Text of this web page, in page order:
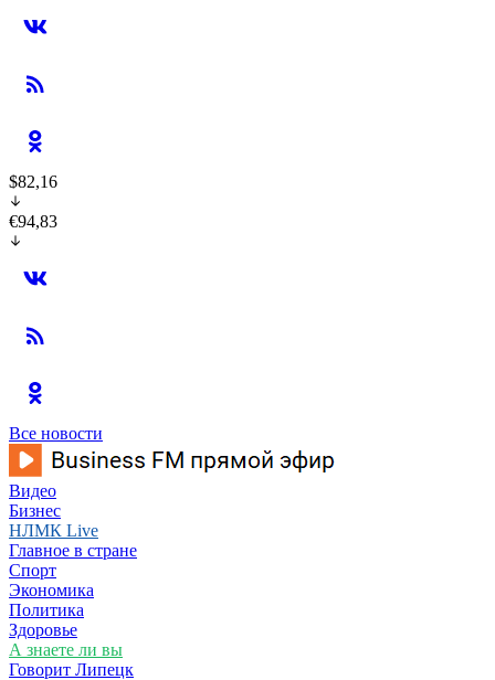
$82,16
€94,83
Все новости
Видео
Бизнес
НЛМК Live
Главное в стране
Спорт
Экономика
Политика
Здоровье
А знаете ли вы
Говорит Липецк